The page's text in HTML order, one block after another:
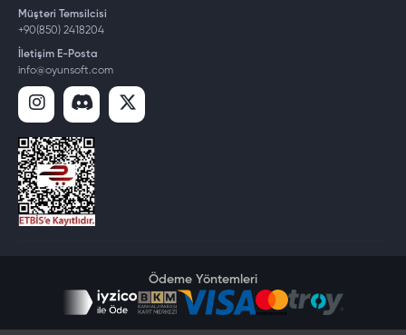
Müşteri Temsilcisi
+90(850) 2418204
İletişim E-Posta
info@oyunsoft.com
Ödeme Yöntemleri